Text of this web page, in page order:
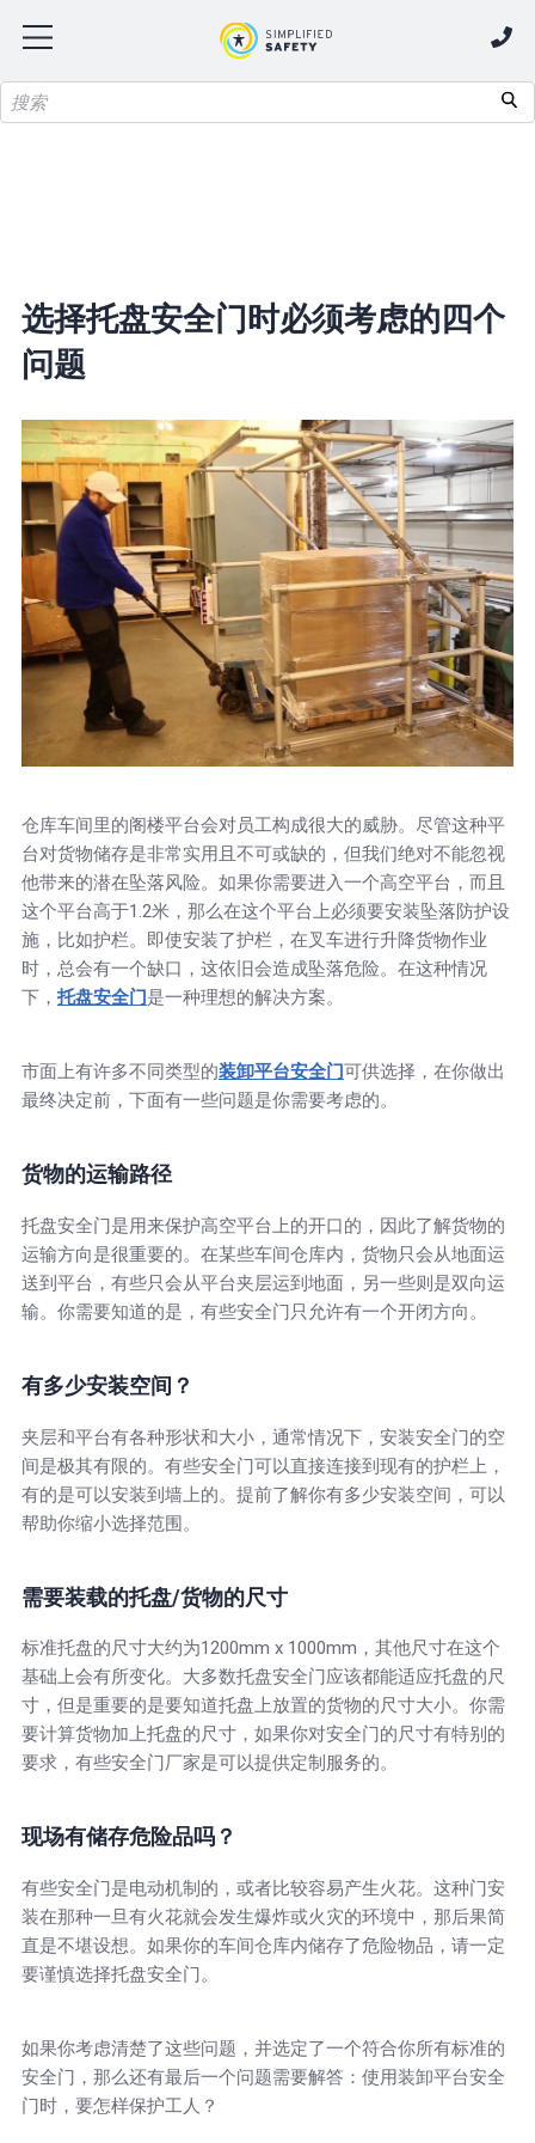
选择托盘安全门时必须考虑的四个
问题
仓库车间里的阁楼平台会对员工构成很大的威胁。尽管这种平
台对货物储存是非常实用且不可或缺的，但我们绝对不能忽视
他带来的潜在坠落风险。如果你需要进入一个高空平台，而且
这个平台高于1.2米，那么在这个平台上必须要安装坠落防护设
施，比如护栏。即使安装了护栏，在叉车进行升降货物作业
时，总会有一个缺口，这依旧会造成坠落危险。在这种情况
下， 托盘安全门是一种理想的解决方案。
市面上有许多不同类型的装卸平台安全门可供选择，在你做出
最终决定前，下面有一些问题是你需要考虑的。
货物的运输路径
托盘安全门是用来保护高空平台上的开口的，因此了解货物的
运输方向是很重要的。在某些车间仓库内，货物只会从地面运
送到平台，有些只会从平台夹层运到地面，另一些则是双向运
输。你需要知道的是，有些安全门只允许有一个开闭方向。
有多少安装空间？
夹层和平台有各种形状和大小，通常情况下，安装安全门的空
间是极其有限的。有些安全门可以直接连接到现有的护栏上，
有的是可以安装到墙上的。提前了解你有多少安装空间，可以
帮助你缩小选择范围。
需要装载的托盘/货物的尺寸
标准托盘的尺寸大约为1200mm x 1000mm，其他尺寸在这个
基础上会有所变化。大多数托盘安全门应该都能适应托盘的尺
寸，但是重要的是要知道托盘上放置的货物的尺寸大小。你需
要计算货物加上托盘的尺寸，如果你对安全门的尺寸有特别的
要求，有些安全门厂家是可以提供定制服务的。
现场有储存危险品吗？
有些安全门是电动机制的，或者比较容易产生火花。这种门安
装在那种一旦有火花就会发生爆炸或火灾的环境中，那后果简
直是不堪设想。如果你的车间仓库内储存了危险物品，请一定
要谨慎选择托盘安全门。
如果你考虑清楚了这些问题，并选定了一个符合你所有标准的
安全门，那么还有最后一个问题需要解答：使用装卸平台安全
门时，要怎样保护工人？